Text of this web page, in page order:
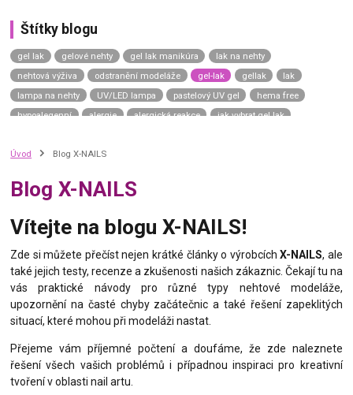
Štítky blogu
gel lak gelové nehty gel lak manikúra
lak na nehty
nehtová výživa
odstranění modeláže gel-lak gellak
lak
lampa na nehty
UV/LED lampa pastelový UV gel
hema free
hypoalegenní
alergie alergická reakce
jak vybrat gel lak
top coat universe
top coat neptune
top coat mercury dream
uv gel top coat
japonská manikúra
japonský p-shine
vyživující lak na nehty
výživný lak na nehty
complete repair care gel
green spa
calcium gel
nail hardener vitamin bomb
zničené nehty
slabé nehty
kondicionér na nehty tenké nehty
thermo gel lak
termo lak
Úvod Blog X-NAILS
Blog X-NAILS
Vítejte na blogu X-NAILS!
Zde si můžete přečíst nejen krátké články o výrobcíchX-NAILS, ale
také jejich testy, recenze a zkušenosti našich zákaznic. Čekají tu na
vás praktické návody pro různé typy nehtové modeláže,
upozornění na časté chyby začátečnic a také řešení zapeklitých
situací, které mohou při modeláži nastat.
Přejeme vám příjemné počtení a doufáme, že zde naleznete
řešení všech vašich problémů i případnou inspiraci pro kreativní
tvoření v oblasti nail artu.